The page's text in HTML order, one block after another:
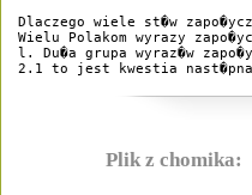
Dlaczego wiele st�w
Wielu Polakom wyrazy
l. Du�a grupa wyraz�w
2.1 to jest kwestia
Plik z chomika: